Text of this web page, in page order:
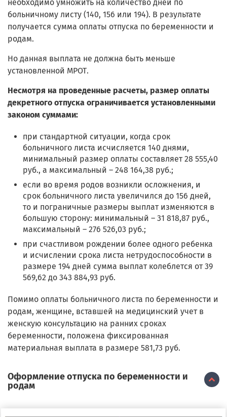
необходимо умножить на количество дней по
больничному листу (140, 156 или 194). В результате
получается сумма оплаты отпуска по беременности и
родам.
Но данная выплата не должна быть меньше
установленной МРОТ.
Несмотря на проведенные расчеты, размер оплаты
декретного отпуска ограничивается установленными
законом суммами:
при стандартной ситуации, когда срок
больничного листа исчисляется 140 днями,
минимальный размер оплаты составляет 28 555,40
руб., а максимальный – 248 164,38 руб.;
если во время родов возникли осложнения, и
срок больничного листа увеличился до 156 дней,
то и пограничные размеры выплат изменяются в
большую сторону: минимальный – 31 818,87 руб.,
максимальный – 276 526,03 руб.;
при счастливом рождении более одного ребенка
и исчислении срока листа нетрудоспособности в
размере 194 дней сумма выплат колеблется от 39
569,62 до 343 884,93 руб.
Помимо оплаты больничного листа по беременности и
родам, женщине, вставшей на медицинский учет в
женскую консультацию на ранних сроках
беременности, положена фиксированная
материальная выплата в размере 581,73 руб.
Оформление отпуска по беременности и
родам